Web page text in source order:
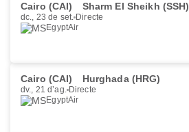
Cairo (CAI) Sharm El Sheikh (SSH)
dc., 23 de set. Directe
EgyptAir
Cairo (CAI) Hurghada (HRG)
dv., 21 d’ag. Directe
EgyptAir